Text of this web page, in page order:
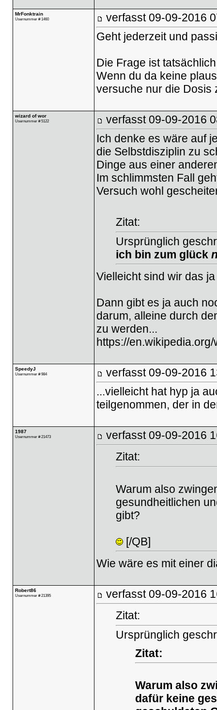
MrFonktrain
Usernummer # 1460 verfasst 09-09-2016
Geht jederzeit und
Die Frage ist
Wenn du da keine
versuche nur die
wizard of wor
Usernummer # 5122 verfasst 09-09-2016
Ich denke es wäre auf
die Selbstdisziplin zu
Dinge aus einer
Im schlimmsten Fall
Versuch wohl
Zitat:
Ursprünglich
ich bin zum glück
Vielleicht sind wir das
Dann gibt es ja auch
darum, alleine durch
zu werden...
https://
SpeedyJ
Usernummer # 984 verfasst 09-09-2016
...vielleicht hat hyp ja
teilgenommen, der in
1987
Usernummer # 21473 verfasst 09-09-2016
Zitat:
Warum also
gesundheitlichen
gibt?
[/QB]
Wie wäre es mit einer
Robert86
Usernummer # 21395 verfasst 09-09-2016
Zitat:
Ursprünglich
Zitat:
Warum also
dafür keine